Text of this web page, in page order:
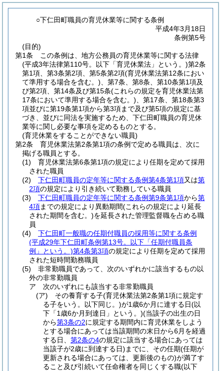
○下仁田町職員の育児休業等に関する条例
平成4年3月18日
条例第5号
(目的)
第1条
この条例は、地方公務員の育児休業等に関する法律
(平成3年法律第110号。以下「育児休業法」という。)第2条
第1項、第3条第2項、第5条第2項(育児休業法第12条におい
て準用する場合を含む。) 、第7条、第8条、第10条第1項及
び第2項、第14条及び第15条(これらの規定を育児休業法第
17条において準用する場合を含む。) 、第17条、第18条第3
項並びに第19条第1項から第3項まで及び第5項の規定に基
づき、並びに同法を実施するため、下仁田町職員の育児休
業等に関し必要な事項を定めるものとする。
(育児休業をすることができない職員)
第2条
育児休業法第2条第1項の条例で定める職員は、次に
掲げる職員とする。
(1)
育児休業法第6条第1項の規定により任期を定めて採用
された職員
(2)
下仁田町職員の定年等に関する条例第4条第1項又は第
2項の規定により引き続いて勤務している職員
(3)
下仁田町職員の定年等に関する条例第9条第1項から第
4項までの規定により異動期間(これらの規定により延長
された期間を含む。)を延長された管理監督職を占める職
員
(4)
下仁田町一般職の任期付職員の採用等に関する条例
(平成29年下仁田町条例第13号。以下「任期付職員条
例」という。)第4条第3項の規定により任期を定めて採用
された短時間勤務職員
(5)
非常勤職員であって、次のいずれかに該当するもの以
外の非常勤職員
ア
次のいずれにも該当する非常勤職員
(ア)
その養育する子(育児休業法第2条第1項に規定す
る子をいう。以下同じ。)が1歳6か月に達する日(以
下「1歳6か月到達日」という。)(当該子の出生の日
から第3条の2に規定する期間内に育児休業をしよう
とする場合にあっては当該期間の末日から6月を経過
する日、第2条の4の規定に該当する場合にあっては
当該子が2歳に到達する日) までに、その任期(任期が
更新される場合にあっては、更新後のもの)が満了す
ること及び引続いて任命権者を同じくする職(以下